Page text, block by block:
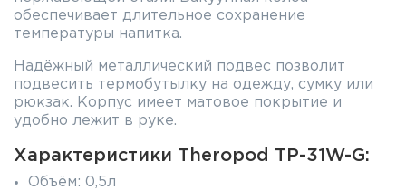
обеспечивает длительное сохранение
температуры напитка.
Надёжный металлический подвес позволит
подвесить термобутылку на одежду, сумку или
рюкзак. Корпус имеет матовое покрытие и
удобно лежит в руке.
Характеристики Theropod TP-31W-G:
Объём: 0,5л